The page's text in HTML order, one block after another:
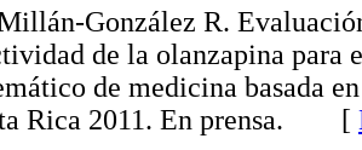
González R.
de la olanzapina
de medicina basada
Rica 2011. En prensa. [